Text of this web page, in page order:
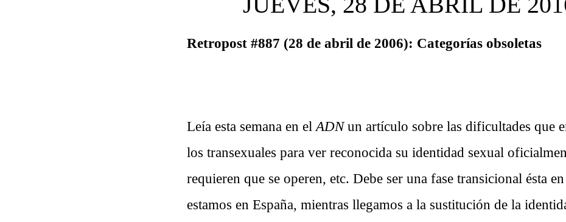
Retropost #887 (28 de abril de 2006): Categorías obsoletas
Leía esta semana en el ADNun artículo sobre las dificultades que
los transexuales para ver reconocida su identidad sexual
requieren que se operen, etc. Debe ser una fase transicional ésta
estamos en España, mientras llegamos a la sustitución de la